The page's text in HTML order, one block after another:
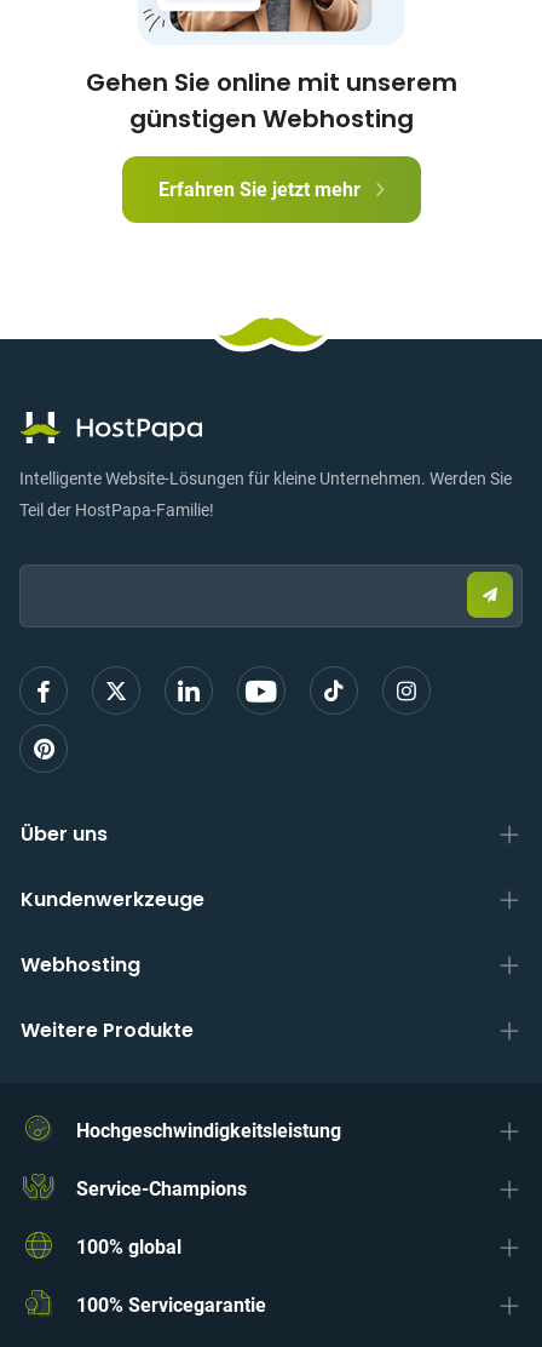
Gehen Sie online mit unserem
günstigen Webhosting
Erfahren Sie jetzt mehr
Intelligente Website-Lösungen für kleine Unternehmen. Werden Sie
Teil der HostPapa-Familie!
Email:
Sie
E-
Über uns
Kundenwerkzeuge
Webhosting
Weitere Produkte
Hochgeschwindigkeitsleistung
Service-Champions
100% global
100% Servicegarantie